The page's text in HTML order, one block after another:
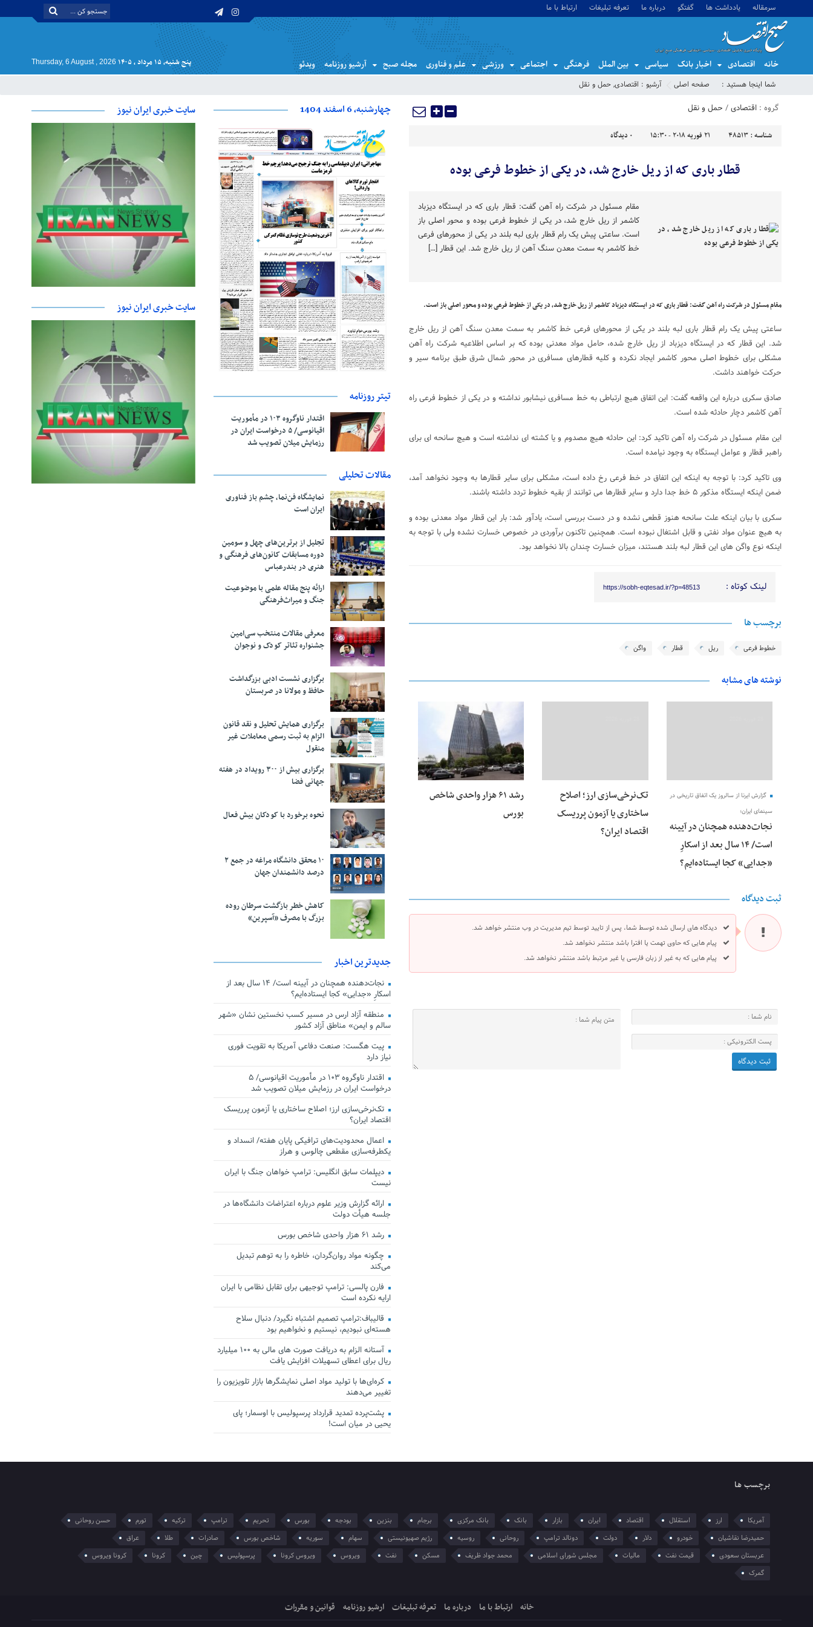
سرمقاله یادداشت ها گفتگو درباره ما تعرفه تبلیغات ارتباط با ما
خانه اقتصادی اخبار بانک سیاسی بین الملل فرهنگی اجتماعی ورزشی علم و فناوری مجله صبح آرشیو روزنامه ویدئو پنج شنبه, ۱۵ مرداد , ۱۴۰۵ Thursday, 6 August , 2026
شما اینجا هستید : صفحه اصلی آرشیو : اقتصادی, حمل و نقل
گروه : اقتصادی/ حمل و نقل
شناسه : 48513 21 فوریه 2018 - 15:30 0 دیدگاه
قطار باری که از ریل خارج شد، در یکی از خطوط فرعی بوده
مقام مسئول در شرکت راه آهن گفت: قطار باری که در ایستگاه دیزباد
کاشمر از ریل خارج شد، در یکی از خطوط فرعی بوده و محور اصلی باز
است. ساعتی پیش یک رام قطار باری لبه بلند در یکی از محورهای فرعی
خط کاشمر به سمت معدن سنگ آهن از ریل خارج شد. این قطار […]
مقام مسئول در شرکت راه آهن گفت: قطار باری که در ایستگاه دیزباد کاشمر از ریل خارج شد، در یکی از خطوط فرعی بوده و محور اصلی باز است.
ساعتی پیش یک رام قطار باری لبه بلند در یکی از محورهای فرعی خط کاشمر به سمت معدن سنگ آهن از ریل خارج
شد. این قطار که در ایستگاه دیزباد از ریل خارج شده، حامل مواد معدنی بوده که بر اساس اطلاعیه شرکت راه آهن
مشکلی برای خطوط اصلی محور کاشمر ایجاد نکرده و کلیه قطارهای مسافری در محور شمال شرق طبق برنامه سیر و
حرکت خواهند داشت.
صادق سکری درباره این واقعه گفت: این اتفاق هیچ ارتباطی به خط مسافری نیشابور نداشته و در یکی از خطوط فرعی راه
آهن کاشمر دچار حادثه شده است.
این مقام مسئول در شرکت راه آهن تاکید کرد: این حادثه هیچ مصدوم و یا کشته ای نداشته است و هیچ سانحه ای برای
راهبر قطار و عوامل ایستگاه به وجود نیامده است.
وی تاکید کرد: با توجه به اینکه این اتفاق در خط فرعی رخ داده است، مشکلی برای سایر قطارها به وجود نخواهد آمد،
ضمن اینکه ایستگاه مذکور ۵ خط جدا دارد و سایر قطارها می توانند از بقیه خطوط تردد داشته باشند.
سکری با بیان اینکه علت سانحه هنوز قطعی نشده و در دست بررسی است، یادآور شد: بار این قطار مواد معدنی بوده و
به هیچ عنوان مواد نفتی و قابل اشتغال نبوده است. همچنین تاکنون برآوردی در خصوص خسارت نشده ولی با توجه به
اینکه نوع واگن های این قطار لبه بلند هستند، میزان خسارت چندان بالا نخواهد بود.
لینک کوتاه : https://sobh-eqtesad.ir/?p=48513
برچسب ها
خطوط فرعی ریل قطار واگن
نوشته های مشابه
گزارش ایرنا از سالروز یک اتفاق تاریخی در
سینمای ایران؛
نجات‌دهنده‌ همچنان در آیینه
است/ ۱۴ سال بعد از اسکارِ
«جدایی» کجا ایستاده‌ایم؟
تک‌نرخی‌سازی ارز؛ اصلاح
ساختاری یا آزمون پرریسک
اقتصاد ایران؟
رشد ۶۱ هزار واحدی شاخص
بورس
ثبت دیدگاه
دیدگاه های ارسال شده توسط شما، پس از تایید توسط تیم مدیریت در وب منتشر خواهد شد.
پیام هایی که حاوی تهمت یا افترا باشد منتشر نخواهد شد.
پیام هایی که به غیر از زبان فارسی یا غیر مرتبط باشد منتشر نخواهد شد.
چهارشنبه، 6 اسفند 1404
تیتر روزنامه
اقتدار ناوگروه ۱۰۳ در مأموریت‌
اقیانوسی/ ۵ درخواست ایران در
رزمایش میلان تصویب شد
مقالات تحلیلی
نمایشگاه فن‌نما، چشم باز فناوری
ایران است
تجلیل از بر‌ترین‌های چهل و سومین
دوره مسابقات کانون‌های فرهنگی و
هنری در بندرعباس
ارائه پنج مقاله علمی با موضوعیت
جنگ و میراث‌فرهنگی
معرفی مقالات منتخب سی‌امین
جشنواره تئاتر کودک و نوجوان
برگزاری نشست ادبی بزرگداشت
حافظ و مولانا در صربستان
برگزاری همایش تحلیل و نقد قانون
الزام به ثبت رسمی معاملات غیر
منقول
برگزاری بیش از ۳۰۰ رویداد در هفته
جهانی فضا
نحوه برخورد با کودکان بیش فعال
۱۰ محقق دانشگاه مراغه در جمع ۲
درصد دانشمندان جهان
کاهش خطر بازگشت سرطان روده
بزرگ با مصرف «آسپرین»
جدیدترین اخبار
نجات‌دهنده‌ همچنان در آیینه است/ ۱۴ سال بعد از
اسکارِ «جدایی» کجا ایستاده‌ایم؟
منطقه آزاد ارس در مسیر کسب نخستین نشان «شهر
سالم و ایمن» مناطق آزاد کشور
پیت هگست: صنعت دفاعی آمریکا به تقویت فوری
نیاز دارد
اقتدار ناوگروه ۱۰۳ در مأموریت‌ اقیانوسی/ ۵
درخواست ایران در رزمایش میلان تصویب شد
تک‌نرخی‌سازی ارز؛ اصلاح ساختاری یا آزمون پرریسک
اقتصاد ایران؟
اعمال محدودیت‌های ترافیکی پایان هفته/ انسداد و
یکطرفه‌سازی مقطعی چالوس و هراز
دیپلمات سابق انگلیس:‌ ترامپ خواهان جنگ با ایران
نیست
ارائه گزارش وزیر علوم درباره اعتراضات دانشگاه‌ها در
جلسه هیأت دولت
رشد ۶۱ هزار واحدی شاخص بورس
چگونه مواد روان‌گردان، خاطره را به توهم تبدیل
می‌کند
فارن پالسی: ترامپ توجیهی برای تقابل نظامی با ایران
ارایه نکرده است
قالیباف:ترامپ تصمیم اشتباه نگیرد/ دنبال سلاح
هسته‌ای نبودیم، نیستیم و نخواهیم بود
آستانه الزام به دریافت صورت های مالی به ۱۰۰ میلیارد
ریال برای اعطای تسهیلات افزایش یافت
کره‌ای‌ها با تولید مواد اصلی نمایشگرها بازار تلویزیون را
تغییر می‌دهند
پشت‌پرده تمدید قرارداد پرسپولیس با اوسمار؛ پای
یحیی در میان است!
سایت خبری ایران نیوز
سایت خبری ایران نیوز
برچسب ها
آمریکا ارز استقلال اقتصاد ایران بازار بانک بانک مرکزی برجام بنزین بودجه بورس تحریم ترامپ ترکیه تورم
حسن روحانی
حمیدرضا نقاشیان
خودرو دلار دولت دونالد ترامپ روحانی روسیه رژیم صهیونیستی سهام سوریه شاخص بورس صادرات طلا
عراق
عربستان سعودی
قیمت نفت مالیات مجلس شورای اسلامی محمد جواد ظریف مسکن نفت ویروس ویروس کرونا پرسپولیس چین کرونا
کرونا ویروس
گمرک
خانه ارتباط با ما درباره ما تعرفه تبلیغات ارشیو روزنامه قوانین و مقررات